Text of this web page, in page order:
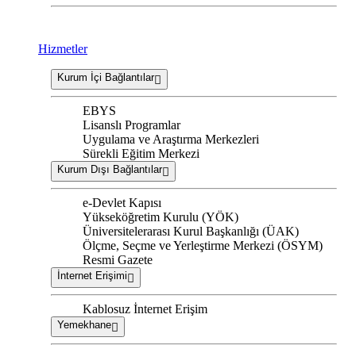
Hizmetler
Kurum İçi Bağlantılar
EBYS
Lisanslı Programlar
Uygulama ve Araştırma Merkezleri
Sürekli Eğitim Merkezi
Kurum Dışı Bağlantılar
e-Devlet Kapısı
Yükseköğretim Kurulu (YÖK)
Üniversitelerarası Kurul Başkanlığı (ÜAK)
Ölçme, Seçme ve Yerleştirme Merkezi (ÖSYM)
Resmi Gazete
İnternet Erişimi
Kablosuz İnternet Erişim
Yemekhane